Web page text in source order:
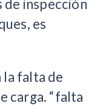
de inspección
es
la falta de
carga. “falta